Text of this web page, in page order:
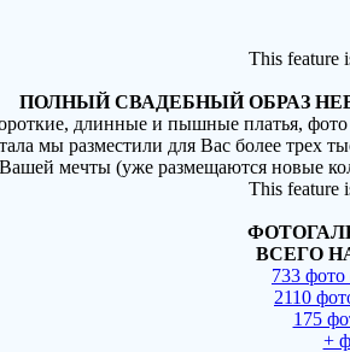
This feature
ПОЛНЫЙ СВАДЕБНЫЙ ОБРАЗ
длинные и пышные платья,
мы разместили для Вас более
Вашей мечты (уже размещаются новые
This feature
ВСЕГО
733
2110
175
+